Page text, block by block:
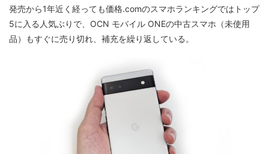
発売から1年近く経っても価格.comのスマホランキングではトップ
5に入る人気ぶりで、OCN モバイル ONEの中古スマホ（未使用
品）もすぐに売り切れ、補充を繰り返している。